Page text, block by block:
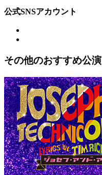
公式SNSアカウント
その他のおすすめ公演